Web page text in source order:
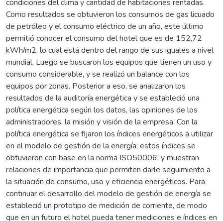
condiciones del clima y cantidad de habitaciones rentadas.
Como resultados se obtuvieron los consumos de gas licuado
de petróleo y el consumo eléctrico de un año, este último
permitió conocer el consumo del hotel que es de 152,72
kWh/m2, lo cual está dentro del rango de sus iguales a nivel
mundial. Luego se buscaron los equipos que tienen un uso y
consumo considerable, y se realizó un balance con los
equipos por zonas. Posterior a eso, se analizaron los
resultados de la auditoría energética y se estableció una
política energética según los datos, las opiniones de los
administradores, la misión y visión de la empresa. Con la
política energética se fijaron los índices energéticos a utilizar
en el modelo de gestión de la energía; estos índices se
obtuvieron con base en la norma ISO50006, y muestran
relaciones de importancia que permiten darle seguimiento a
la situación de consumo, uso y eficiencia energéticos. Para
continuar el desarrollo del modelo de gestión de energía se
estableció un prototipo de medición de corriente, de modo
que en un futuro el hotel pueda tener mediciones e índices en